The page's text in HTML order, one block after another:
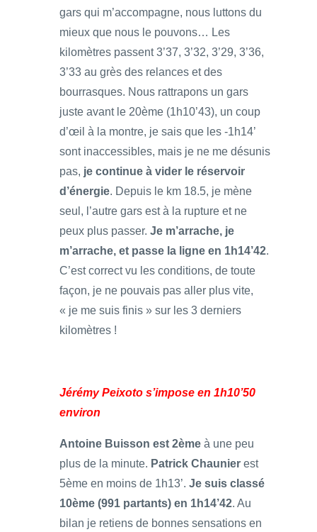
gars qui m’accompagne, nous luttons du
mieux que nous le pouvons… Les
kilomètres passent 3’37, 3’32, 3’29, 3’36,
3’33 au grès des relances et des
bourrasques. Nous rattrapons un gars
juste avant le 20ème (1h10’43), un coup
d’œil à la montre, je sais que les -1h14’
sont inaccessibles, mais je ne me désunis
pas, je continue à vider le réservoir
d’énergie. Depuis le km 18.5, je mène
seul, l’autre gars est à la rupture et ne
peux plus passer. Je m’arrache, je
m’arrache, et passe la ligne en 1h14’42.
C’est correct vu les conditions, de toute
façon, je ne pouvais pas aller plus vite,
« je me suis finis » sur les 3 derniers
kilomètres !
Jérémy Peixoto s’impose en 1h10’50
environ
Antoine Buisson est 2ème à une peu
plus de la minute. Patrick Chaunier est
5ème en moins de 1h13’. Je suis classé
10ème (991 partants) en 1h14’42. Au
bilan je retiens de bonnes sensations en